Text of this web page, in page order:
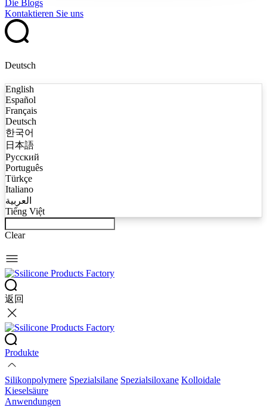
Die Blogs
Kontaktieren Sie uns
Deutsch
English
Español
Français
Deutsch
한국어
日本語
Русский
Português
Türkçe
Italiano
العربية
Tiếng Việt
Clear
返回
Produkte
Silikonpolymere Spezialsilane Spezialsiloxane Kolloidale
Kieselsäure
Anwendungen